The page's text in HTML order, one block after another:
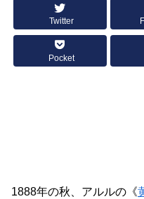
Twitter
Pocket
1888年の秋、アルルの《